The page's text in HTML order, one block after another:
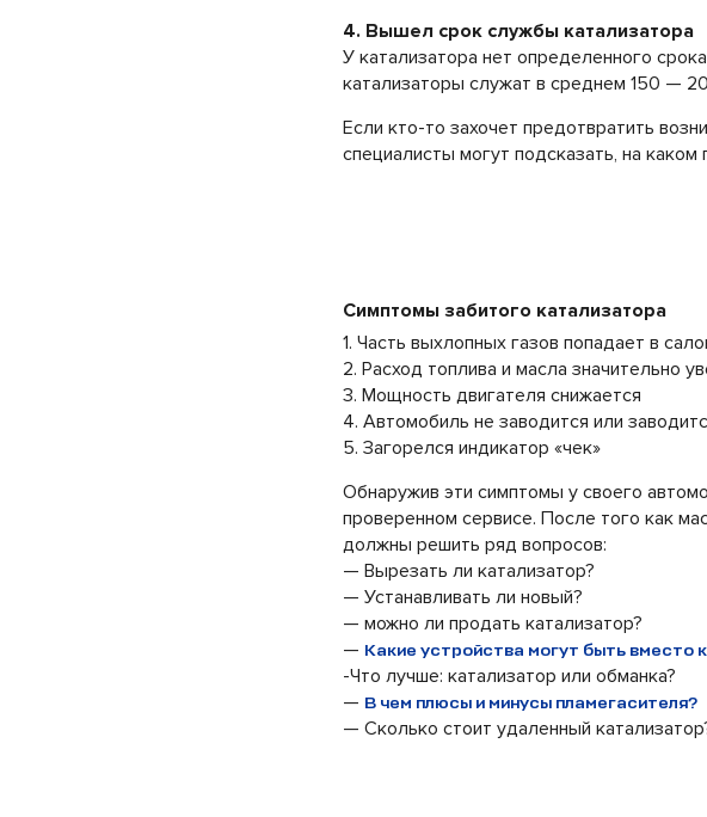
4. Вышел срок службы катализатора
У катализатора нет определенного
катализаторы служат в среднем 150 —
Если кто-то захочет предотвратить
специалисты могут подсказать, на
Симптомы забитого катализатора
1. Часть выхлопных газов попадает в
2. Расход топлива и масла значительно
3. Мощность двигателя снижается
4. Автомобиль не заводится или
5. Загорелся индикатор «чек»
Обнаружив эти симптомы у своего
проверенном сервисе. После того как
должны решить ряд вопросов:
— Вырезать ли катализатор?
— Устанавливать ли новый?
— можно ли продать катализатор?
— Какие устройства могут быть вместо
-Что лучше: катализатор или обманка?
— В чем плюсы и минусы пламегасителя?
— Сколько стоит удаленный